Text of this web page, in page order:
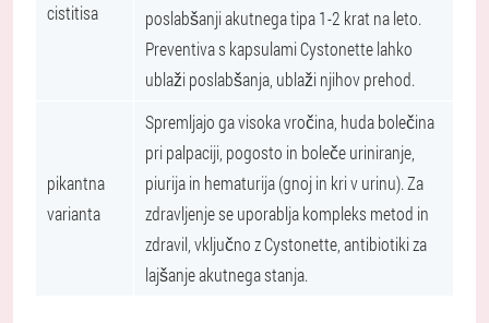
cistitisa
poslabšanji akutnega tipa 1-2 krat na leto.
Preventiva s kapsulami Cystonette lahko
ublaži poslabšanja, ublaži njihov prehod.
pikantna
varianta
Spremljajo ga visoka vročina, huda bolečina
pri palpaciji, pogosto in boleče uriniranje,
piurija in hematurija (gnoj in kri v urinu). Za
zdravljenje se uporablja kompleks metod in
zdravil, vključno z Cystonette, antibiotiki za
lajšanje akutnega stanja.